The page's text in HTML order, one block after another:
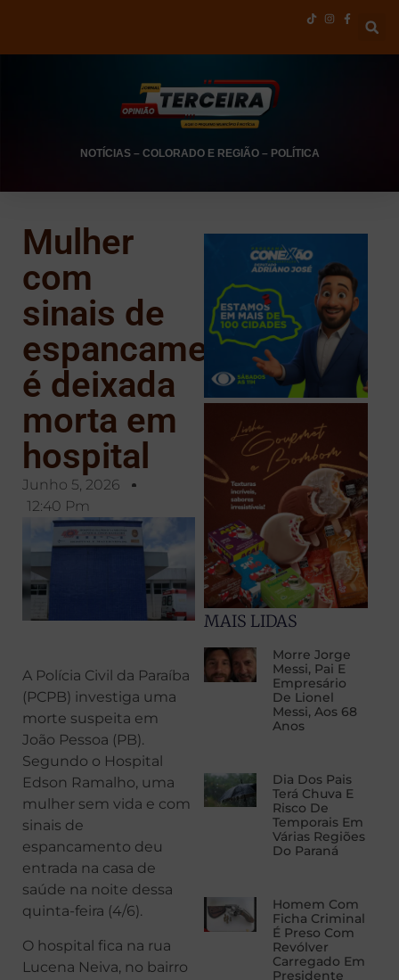
NOTÍCIAS– COLORADO E REGIÃO– POLÍTICA
Mulher
com
sinais de
espancamento
é deixada
morta em
hospital
Junho 5, 2026
12:40 Pm
A Polícia Civil da Paraíba
(PCPB) investiga uma
morte suspeita em
João Pessoa (PB).
Segundo o Hospital
Edson Ramalho, uma
mulher sem vida e com
sinais de
espancamento deu
entrada na casa de
saúde na noite dessa
quinta-feira (4/6).
O hospital fica na rua
Lucena Neiva, no bairro
MAIS LIDAS
Morre Jorge
Messi, Pai E
Empresário
De Lionel
Messi, Aos 68
Anos
Dia Dos Pais
Terá Chuva E
Risco De
Temporais Em
Várias Regiões
Do Paraná
Homem Com
Ficha Criminal
É Preso Com
Revólver
Carregado Em
Presidente